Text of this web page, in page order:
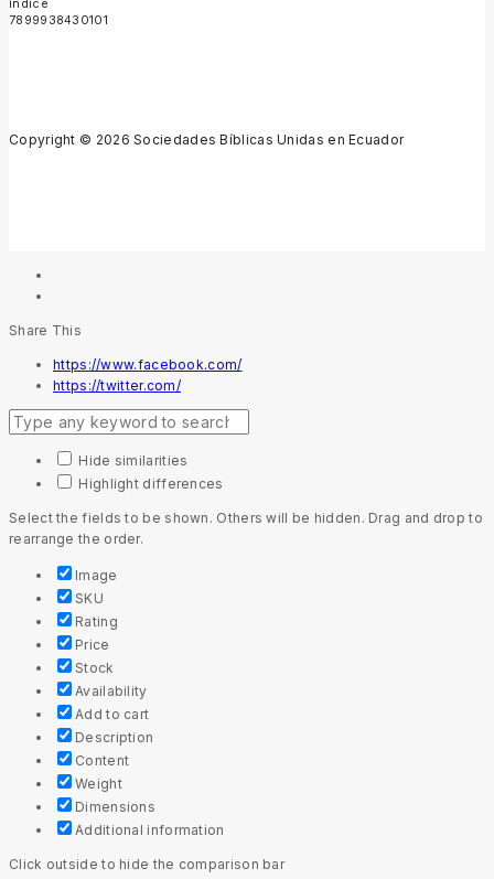
Copyright © 2026 Sociedades Bíblicas Unidas en Ecuador
Share This
https://www.facebook.com/
https://twitter.com/
Hide similarities
Highlight differences
Select the fields to be shown. Others will be hidden. Drag and drop to
rearrange the order.
Image
SKU
Rating
Price
Stock
Availability
Add to cart
Description
Content
Weight
Dimensions
Additional information
Click outside to hide the comparison bar